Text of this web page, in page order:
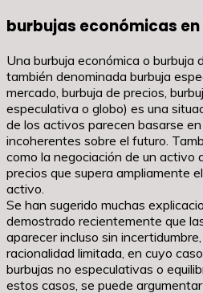
burbujas económicas
Una burbuja económica o burbuja
también denominada burbuja
mercado, burbuja de precios,
especulativa o globo) es una
de los activos parecen basarse
incoherentes sobre el futuro.
como la negociación de un activo
precios que supera ampliamente
activo.
Se han sugerido muchas
demostrado recientemente que
aparecer incluso sin
racionalidad limitada, en cuyo
burbujas no especulativas o
estos casos, se puede